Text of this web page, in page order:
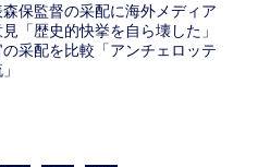
森保監督の采配に海外メディア
「歴史的快挙を自ら壊した」
采配を比較「アンチェロッテ